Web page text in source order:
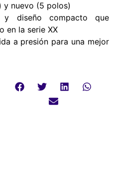
y nuevo (5 polos)
y diseño compacto que
en la serie XX
a presión para una mejor